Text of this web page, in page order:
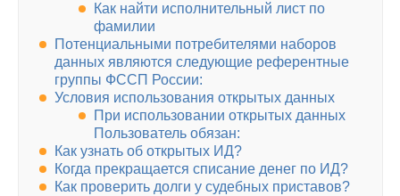
Как найти исполнительный лист по
фамилии
Потенциальными потребителями наборов
данных являются следующие референтные
группы ФССП России:
Условия использования открытых данных
При использовании открытых данных
Пользователь обязан:
Как узнать об открытых ИД?
Когда прекращается списание денег по ИД?
Как проверить долги у судебных приставов?